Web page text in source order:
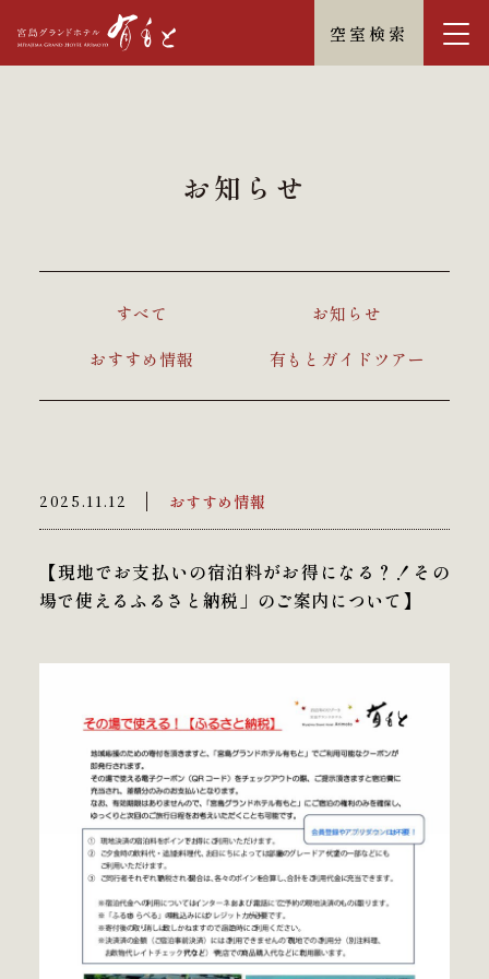
空室検索
お知らせ
すべて
お知らせ
おすすめ情報
有もとガイドツアー
2025.11.12 おすすめ情報
【現地でお支払いの宿泊料がお得になる？！その
場で使えるふるさと納税」のご案内について】